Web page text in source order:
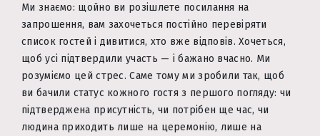
Ми знаємо: щойно ви розішлете посилання на
запрошення, вам захочеться постійно перевіряти
список гостей і дивитися, хто вже відповів. Хочеться,
щоб усі підтвердили участь — і бажано вчасно. Ми
розуміємо цей стрес. Саме тому ми зробили так, щоб
ви бачили статус кожного гостя з першого погляду: чи
підтверджена присутність, чи потрібен ще час, чи
людина приходить лише на церемонію, лише на